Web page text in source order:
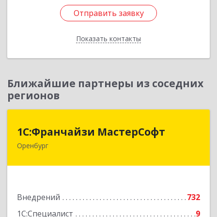
Отправить заявку
Показать контакты
Отправить заявку
Назад
Ближайшие партнеры из соседних
регионов
1С:Франчайзи МастерСофт
Оренбург
Внедрений
732
1С:Специалист
9
1С:Франчайзи МастерСофт